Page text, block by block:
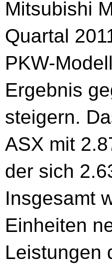
Mitsubishi
Quartal
PKW-
Ergebnis
steigern.
ASX mit
der sich
Insgesamt
Einheiten
Leistungen